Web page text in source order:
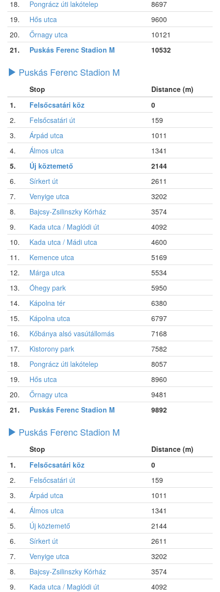
18. Pongrácz úti lakótelep
8697
19.
Hős utca
9600
20.
Őrnagy utca
10121
21.
Puskás Ferenc Stadion M 10532
Puskás Ferenc Stadion M
Stop
Distance (m)
1.
Felsőcsatári köz
0
2.
Felsőcsatári út
159
3.
Árpád utca
1011
4.
Álmos utca
1341
5.
Új köztemető
2144
6.
Sírkert út
2611
7.
Venyige utca
3202
8.
Bajcsy-Zsilinszky Kórház
3574
9.
Kada utca / Maglódi út
4092
10.
Kada utca / Mádi utca
4600
11.
Kemence utca
5169
12.
Márga utca
5534
13.
Óhegy park
5950
14.
Kápolna tér
6380
15.
Kápolna utca
6797
16.
Kőbánya alsó vasútállomás
7168
17.
Kistorony park
7582
18.
Pongrácz úti lakótelep
8057
19.
Hős utca
8960
20.
Őrnagy utca
9481
21.
Puskás Ferenc Stadion M 9892
Puskás Ferenc Stadion M
Stop
Distance (m)
1.
Felsőcsatári köz
0
2.
Felsőcsatári út
159
3.
Árpád utca
1011
4.
Álmos utca
1341
5.
Új köztemető
2144
6.
Sírkert út
2611
7.
Venyige utca
3202
8.
Bajcsy-Zsilinszky Kórház
3574
9.
Kada utca / Maglódi út
4092